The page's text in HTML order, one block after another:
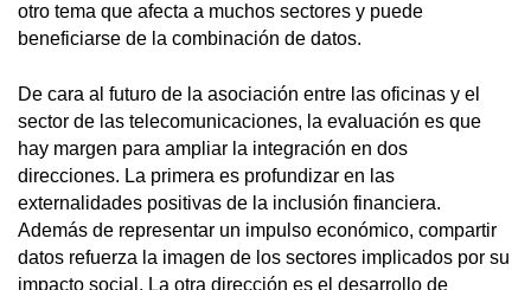
otro tema que afecta a muchos sectores y puede
beneficiarse de la combinación de datos.
De cara al futuro de la asociación entre las oficinas y el
sector de las telecomunicaciones, la evaluación es que
hay margen para ampliar la integración en dos
direcciones. La primera es profundizar en las
externalidades positivas de la inclusión financiera.
Además de representar un impulso económico, compartir
datos refuerza la imagen de los sectores implicados por su
impacto social. La otra dirección es el desarrollo de